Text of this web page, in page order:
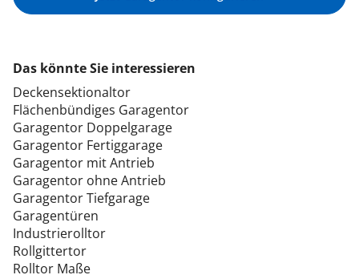
Das könnte Sie interessieren
Deckensektionaltor
Flächenbündiges Garagentor
Garagentor Doppelgarage
Garagentor Fertiggarage
Garagentor mit Antrieb
Garagentor ohne Antrieb
Garagentor Tiefgarage
Garagentüren
Industrierolltor
Rollgittertor
Rolltor Maße